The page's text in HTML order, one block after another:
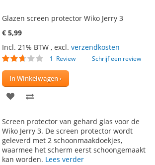
Glazen screen protector Wiko Jerry 3
€ 5,99
Incl. 21% BTW , excl. verzendkosten
Waardering:
1 Review Schrijf een review
In Winkelwagen
VOEG
AAN
VERLANGLIJST
TE
VERGELIJKEN
Screen protector van gehard glas voor de
Wiko Jerry 3. De screen protector wordt
geleverd met 2 schoonmaakdoekjes,
waarmee het scherm eerst schoongemaakt
kan worden. Lees verder